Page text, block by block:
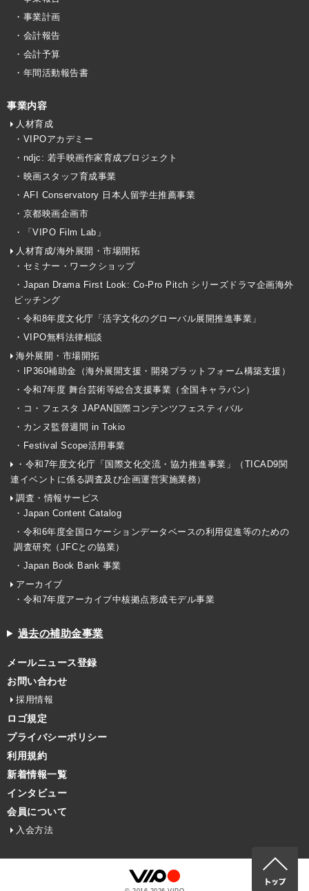
・事業計画
・会計報告
・会計予算
・年間活動報告書
事業内容
人材育成
・VIPOアカデミー
・ndjc: 若手映画作家育成プロジェクト
・映画スタッフ育成事業
・AFI Conservatory 日本人留学生推薦事業
・京都映画企画市
・「VIPO Film Lab」
人材育成/海外展開・市場開拓
・セミナー・ワークショップ
・Japan Drama First Look: Co-Pro Pitch シリーズドラマ企画海外
ピッチング
・令和8年度文化庁「活字文化のグローバル展開推進事業」
・VIPO無料法律相談
海外展開・市場開拓
・IP360補助金（海外展開支援・開発プラットフォーム構築支援）
・令和7年度 舞台芸術等総合支援事業（全国キャラバン）
・コ・フェスタ JAPAN国際コンテンツフェスティバル
・カンヌ監督週間 in Tokio
・Festival Scope活用事業
・令和7年度文化庁「国際文化交流・協力推進事業」（TICAD9関
連イベントに係る調査及び企画運営実施業務）
調査・情報サービス
・Japan Content Catalog
・令和6年度全国ロケーションデータベースの利用促進等のための
調査研究（JFCとの協業）
・Japan Book Bank 事業
アーカイブ
・令和7年度アーカイブ中核拠点形成モデル事業
過去の補助金事業
メールニュース登録
お問い合わせ
採用情報
ロゴ規定
プライバシーポリシー
利用規約
新着情報一覧
インタビュー
会員について
入会方法